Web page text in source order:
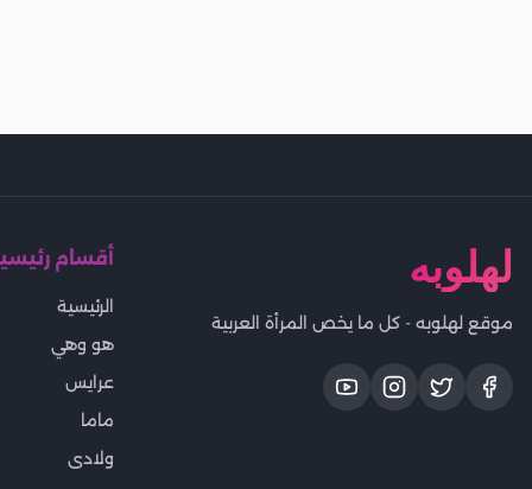
لهلوبه
موقع لهلوبه - كل ما يخص المرأة العربية
أقسام
الرئيسية
هو وهي
عرايس
ماما
ولادى